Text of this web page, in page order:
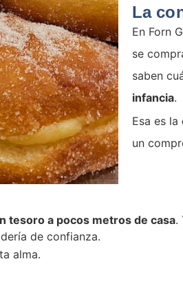
La
En Forn
se
saben
infancia.
Esa es la
un
tesoro a pocos metros de casa.
de confianza.
alma.